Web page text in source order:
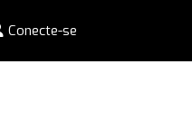
Conecte-se